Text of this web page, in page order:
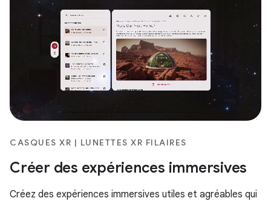
CASQUES XR | LUNETTES XR FILAIRES
Créer des expériences immersives
Créez des expériences immersives utiles et agréables qui